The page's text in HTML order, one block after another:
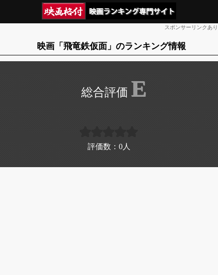
スポンサーリンクあり
映画「飛竜鉄仮面」のランキング情報
E
評価数： 0 人